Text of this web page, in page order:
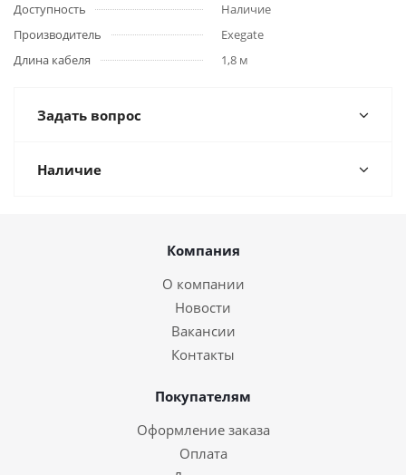
Доступность
Наличие
Производитель
Exegate
Длина кабеля
1,8 м
Задать вопрос
Наличие
Компания
О компании
Новости
Вакансии
Контакты
Покупателям
Оформление заказа
Оплата